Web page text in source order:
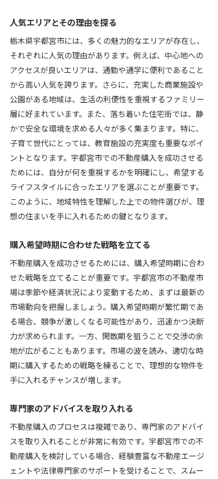
人気エリアとその理由を探る
栃木県宇都宮市には、多くの魅力的なエリアが存在し、
それぞれに人気の理由があります。例えば、中心地への
アクセスが良いエリアは、通勤や通学に便利であること
から高い人気を誇ります。さらに、充実した商業施設や
公園がある地域は、生活の利便性を重視するファミリー
層に好まれています。また、落ち着いた住宅街では、静
かで安全な環境を求める人々が多く集まります。特に、
子育て世代にとっては、教育施設の充実度も重要なポイ
ントとなります。宇都宮市での不動産購入を成功させる
ためには、自分が何を重視するかを明確にし、希望する
ライフスタイルに合ったエリアを選ぶことが重要です。
このように、地域特性を理解した上での物件選びが、理
想の住まいを手に入れるための鍵となります。
購入希望時期に合わせた戦略を立てる
不動産購入を成功させるためには、購入希望時期に合わ
せた戦略を立てることが重要です。宇都宮市の不動産市
場は季節や経済状況により変動するため、まずは最新の
市場動向を把握しましょう。購入希望時期が繁忙期であ
る場合、競争が激しくなる可能性があり、迅速かつ決断
力が求められます。一方、閑散期を狙うことで交渉の余
地が広がることもあります。市場の波を読み、適切な時
期に購入するための戦略を練ることで、理想的な物件を
手に入れるチャンスが増します。
専門家のアドバイスを取り入れる
不動産購入のプロセスは複雑であり、専門家のアドバイ
スを取り入れることが非常に有効です。宇都宮市での不
動産購入を検討している場合、経験豊富な不動産エージ
ェントや法律専門家のサポートを受けることで、スムー